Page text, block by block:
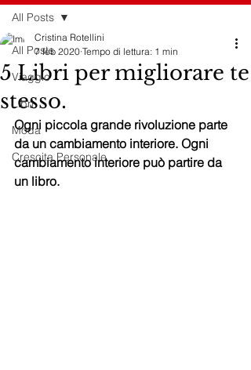
All Posts
Viaggio
Libri
Moda
Crescita Personale
All Posts
5 Libri per migliorare te
stesso.
Cristina Rotellini
7 feb 2020 Tempo di lettura: 1 min
Ogni piccola grande rivoluzione parte
da un cambiamento interiore. Ogni
cambiamento interiore può partire da
un libro.